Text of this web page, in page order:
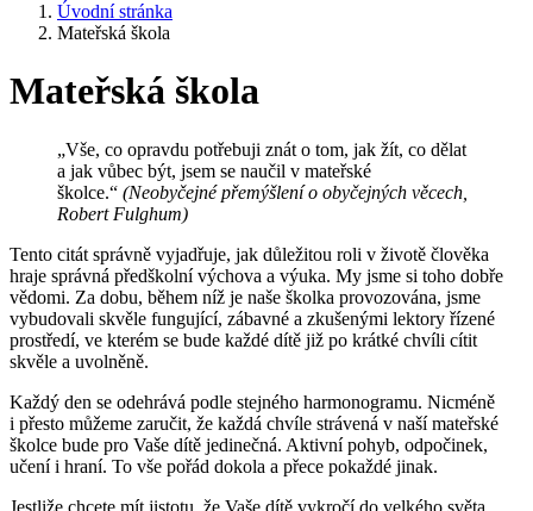
Úvodní stránka
Mateřská škola
Mateřská škola
„Vše, co opravdu potřebuji znát o tom, jak žít, co dělat
a jak vůbec být, jsem se naučil v mateřské
školce.“ (Neobyčejné přemýšlení o obyčejných věcech,
Robert Fulghum)
Tento citát správně vyjadřuje, jak důležitou roli v životě člověka
hraje správná předškolní výchova a výuka. My jsme si toho dobře
vědomi. Za dobu, během níž je naše školka provozována, jsme
vybudovali skvěle fungující, zábavné a zkušenými lektory řízené
prostředí, ve kterém se bude každé dítě již po krátké chvíli cítit
skvěle a uvolněně.
Každý den se odehrává podle stejného harmonogramu. Nicméně
i přesto můžeme zaručit, že každá chvíle strávená v naší mateřské
školce bude pro Vaše dítě jedinečná. Aktivní pohyb, odpočinek,
učení i hraní. To vše pořád dokola a přece pokaždé jinak.
Jestliže chcete mít jistotu, že Vaše dítě vykročí do velkého světa